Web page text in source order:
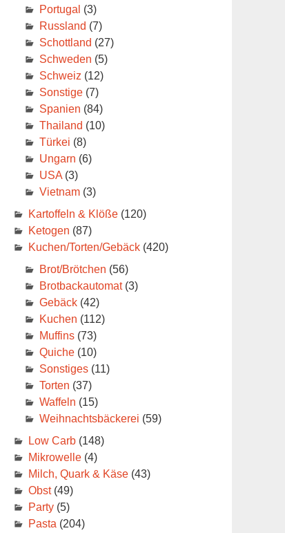
Portugal (3)
Russland (7)
Schottland (27)
Schweden (5)
Schweiz (12)
Sonstige(7)
Spanien (84)
Thailand (10)
Türkei (8)
Ungarn (6)
USA(3)
Vietnam(3)
Kartoffeln & Klöße(120)
Ketogen (87)
Kuchen/Torten/Gebäck(420)
Brot/Brötchen (56)
Brotbackautomat(3)
Gebäck(42)
Kuchen (112)
Muffins(73)
Quiche(10)
Sonstiges(11)
Torten (37)
Waffeln (15)
Weihnachtsbäckerei (59)
Low Carb(148)
Mikrowelle(4)
Milch, Quark & Käse(43)
Obst(49)
Party(5)
Pasta (204)